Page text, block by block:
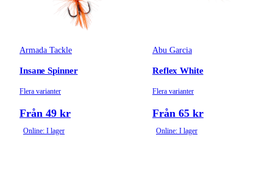
Armada Tackle
Insane Spinner
Flera varianter
Från 49 kr
Online: I lager
Abu Garcia
Reflex White
Flera varianter
Från 65 kr
Online: I lager